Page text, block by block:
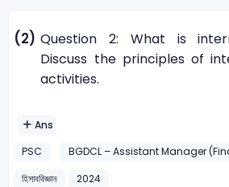
(2) Question 2: What is
Discuss the principles of
activities.
Ans
PSC
BGDCL – Assistant Manager
হিসাববিজ্ঞান
2024